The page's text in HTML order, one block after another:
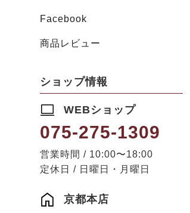
Facebook
商品レビュー
ショップ情報
WEBショップ
075-275-1309
営業時間 / 10:00〜18:00
定休日 / 日曜日・月曜日
京都本店